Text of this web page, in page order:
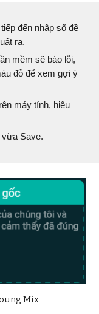
đến nhập số đề
ra.
mềm sẽ báo lỗi,
đỏ để xem gợi ý
máy tính, hiệu
vừa Save.
Mix